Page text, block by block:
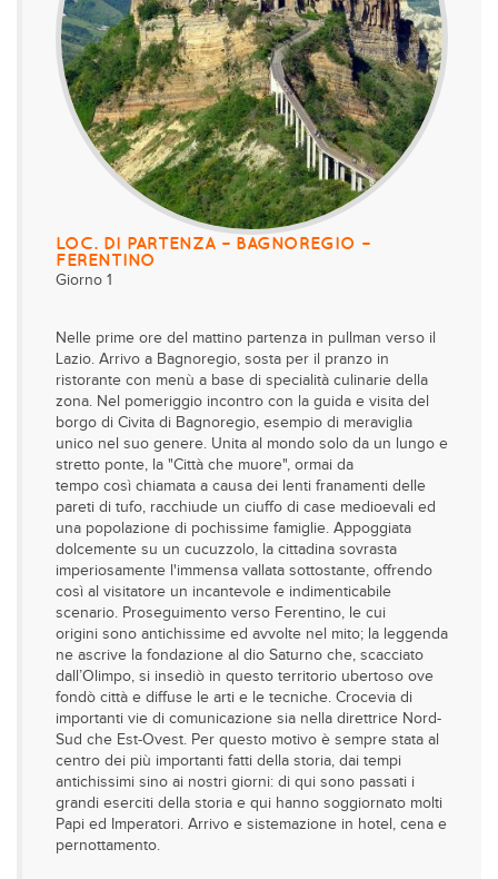
LOC. DI PARTENZA – BAGNOREGIO –
FERENTINO
Giorno 1
Nelle prime ore del mattino partenza in pullman verso il
Lazio. Arrivo a Bagnoregio, sosta per il pranzo in
ristorante con menù a base di specialità culinarie della
zona. Nel pomeriggio incontro con la guida e visita del
borgo di Civita di Bagnoregio, esempio di meraviglia
unico nel suo genere. Unita al mondo solo da un lungo e
stretto ponte, la "Città che muore", ormai da
tempo così chiamata a causa dei lenti franamenti delle
pareti di tufo, racchiude un ciuffo di case medioevali ed
una popolazione di pochissime famiglie. Appoggiata
dolcemente su un cucuzzolo, la cittadina sovrasta
imperiosamente l'immensa vallata sottostante, offrendo
così al visitatore un incantevole e indimenticabile
scenario. Proseguimento verso Ferentino, le cui
origini sono antichissime ed avvolte nel mito; la leggenda
ne ascrive la fondazione al dio Saturno che, scacciato
dall’Olimpo, si insediò in questo territorio ubertoso ove
fondò città e diffuse le arti e le tecniche. Crocevia di
importanti vie di comunicazione sia nella direttrice Nord-
Sud che Est-Ovest. Per questo motivo è sempre stata al
centro dei più importanti fatti della storia, dai tempi
antichissimi sino ai nostri giorni: di qui sono passati i
grandi eserciti della storia e qui hanno soggiornato molti
Papi ed Imperatori. Arrivo e sistemazione in hotel, cena e
pernottamento.